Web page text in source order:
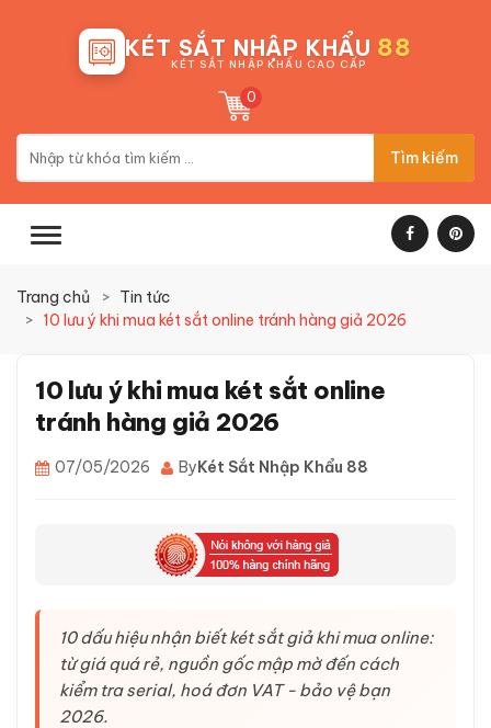
KÉT SẮT NHẬP KHẨU 88
KÉT SẮT NHẬP KHẨU CAO CẤP
0
Tìm kiếm
Trang chủ
Tin tức
10 lưu ý khi mua két sắt online tránh hàng giả 2026
10 lưu ý khi mua két sắt online
tránh hàng giả 2026
07/05/2026 ByKét Sắt Nhập Khẩu 88
10 dấu hiệu nhận biết két sắt giả khi mua online:
từ giá quá rẻ, nguồn gốc mập mờ đến cách
kiểm tra serial, hoá đơn VAT - bảo vệ bạn
2026.